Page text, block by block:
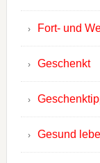
Fort- und
Geschenkt
Gesund